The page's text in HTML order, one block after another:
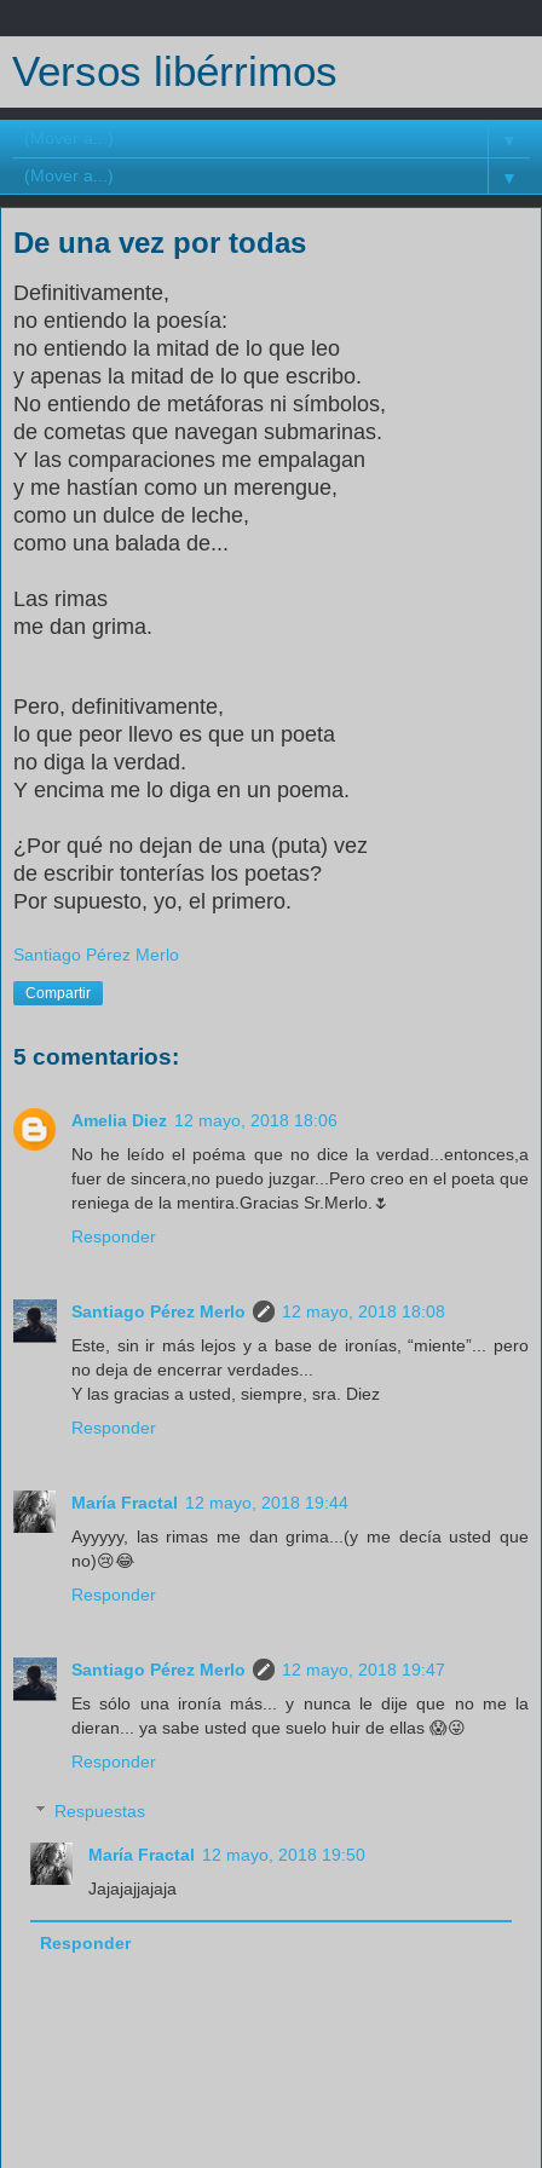
Versos libérrimos
▼
▼
De una vez por todas
Definitivamente,
no entiendo la poesía:
no entiendo la mitad de lo que leo
y apenas la mitad de lo que escribo.
No entiendo de metáforas ni símbolos,
de cometas que navegan submarinas.
Y las comparaciones me empalagan
y me hastían como un merengue,
como un dulce de leche,
como una balada de...
Las rimas
me dan grima.
Pero, definitivamente,
lo que peor llevo es que un poeta
no diga la verdad.
Y encima me lo diga en un poema.
¿Por qué no dejan de una (puta) vez
de escribir tonterías los poetas?
Por supuesto, yo, el primero.
Santiago Pérez Merlo
Compartir
5 comentarios:
Amelia Diez 12 mayo, 2018 18:06
No he leído el poéma que no dice la verdad...entonces,a
fuer de sincera,no puedo juzgar...Pero creo en el poeta que
reniega de la mentira.Gracias Sr.Merlo.🌷
Responder
Santiago Pérez Merlo
12 mayo, 2018 18:08
Este, sin ir más lejos y a base de ironías, “miente”... pero
no deja de encerrar verdades...
Y las gracias a usted, siempre, sra. Diez
Responder
María Fractal 12 mayo, 2018 19:44
Ayyyyy, las rimas me dan grima...(y me decía usted que
no)😢😂
Responder
Santiago Pérez Merlo
12 mayo, 2018 19:47
Es sólo una ironía más... y nunca le dije que no me la
dieran... ya sabe usted que suelo huir de ellas 😱😜
Responder
Respuestas
María Fractal 12 mayo, 2018 19:50
Jajajajjajaja
Responder